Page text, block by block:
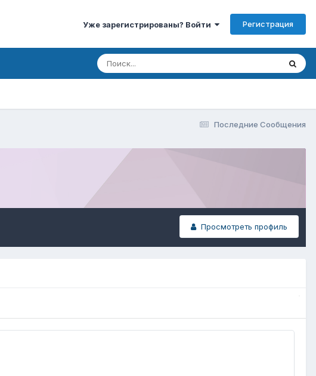
Уже зарегистрированы? Войти Регистрация
Последние Сообщения
Просмотреть профиль